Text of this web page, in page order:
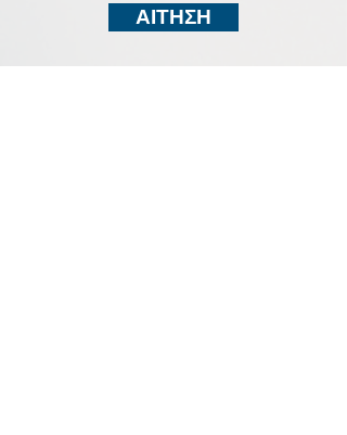
ΑΙΤΗΣΗ